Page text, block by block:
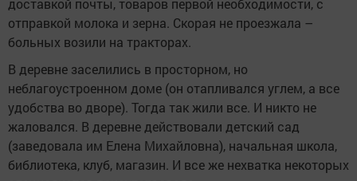
отправкой молока и зерна. Скорая не проезжала –
больных возили на тракторах.
В деревне заселились в просторном, но
неблагоустроенном доме (он отапливался углем, а все
удобства во дворе). Тогда так жили все. И никто не
жаловался. В деревне действовали детский сад
(заведовала им Елена Михайловна), начальная школа,
библиотека, клуб, магазин. И все же нехватка некоторых